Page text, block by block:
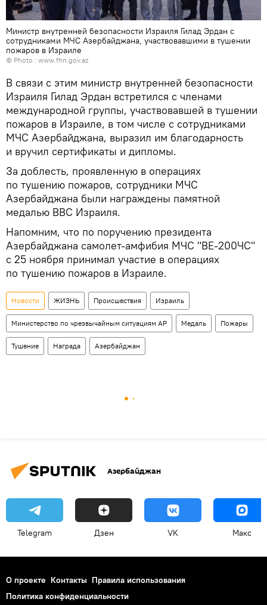
Министр внутренней безопасности Израиля Гилад Эрдан с
сотрудниками МЧС Азербайджана, участвовавшими в тушении
пожаров в Израиле
© Photo : www.fhn.gov.az
В связи с этим министр внутренней безопасности
Израиля Гилад Эрдан встретился с членами
международной группы, участвовавшей в тушении
пожаров в Израиле, в том числе с сотрудниками
МЧС Азербайджана, выразил им благодарность
и вручил сертификаты и дипломы.
За доблесть, проявленную в операциях
по тушению пожаров, сотрудники МЧС
Азербайджана были награждены памятной
медалью ВВС Израиля.
Напомним, что по поручению президента
Азербайджана самолет-амфибия МЧС "BE-200ЧС"
с 25 ноября принимал участие в операциях
по тушению пожаров в Израиле.
Новости ЖИЗНЬ Происшествия Израиль
Министерство по чрезвычайным ситуациям АР Медаль Пожары
Тушение Награда Азербайджан
Азербайджан
Telegram Дзен VK Макс
О проекте Контакты Правила использования
Политика конфиденциальности